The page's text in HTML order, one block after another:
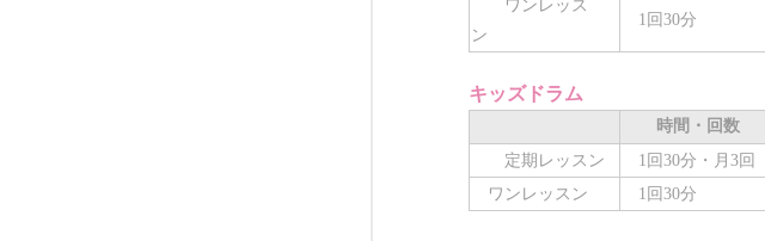
ワンレッス
ン
1回30分
キッズドラム
時間・回数
定期レッスン
1回30分・月3回
ワンレッスン
1回30分